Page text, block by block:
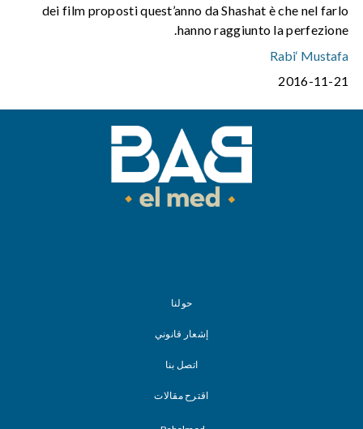
dei film proposti quest’anno da Shashat è che nel farlo
hanno raggiunto la perfezione.
Rabi‘ Mustafa
2016-11-21
حولنا
إشعار قانوني
اتصل بنا
اقترح مقالات